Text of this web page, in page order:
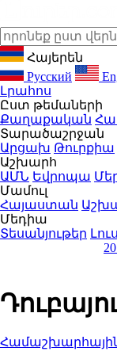
Հայերեն
Русский
Լրահոս
Ըստ թեմաների
Քաղաքական
Տարածաշրջան
Արցախ Թուրքիա
Աշխարհ
ԱՄՆ Եվրոպա
Մամուլ
Հայաստան
Մեդիա
Տեսանյութեր
Եթե